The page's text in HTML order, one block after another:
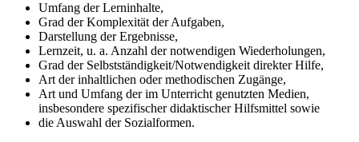
Umfang der Lerninhalte,
Grad der Komplexität der Aufgaben,
Darstellung der Ergebnisse,
Lernzeit, u. a. Anzahl der notwendigen Wiederholungen,
Grad der Selbstständigkeit/Notwendigkeit direkter Hilfe,
Art der inhaltlichen oder methodischen Zugänge,
Art und Umfang der im Unterricht genutzten Medien,
insbesondere spezifischer didaktischer Hilfsmittel sowie
die Auswahl der Sozialformen.